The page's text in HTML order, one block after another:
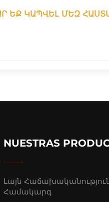
ԵՔ ԿԱՊՎԵԼ ՄԵԶ
NUESTRAS
Լայն
Համակարգ